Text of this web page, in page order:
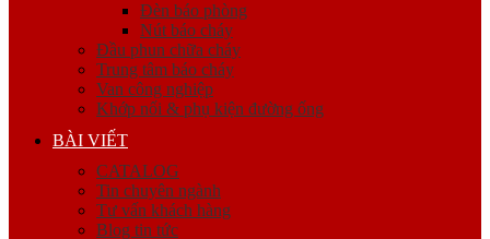
Đèn báo phòng
Nút báo cháy
Đầu phun chữa cháy
Trung tâm báo cháy
Van công nghiệp
Khớp nối & phụ kiện đường ống
BÀI VIẾT
CATALOG
Tin chuyên ngành
Tư vấn khách hàng
Blog tin tức